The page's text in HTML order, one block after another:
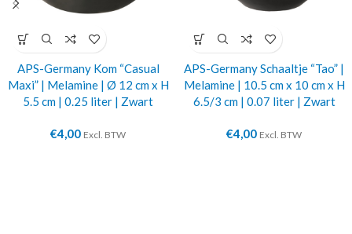
APS-Germany Kom “Casual
Maxi” | Melamine | Ø 12 cm x H
5.5 cm | 0.25 liter | Zwart
€4,00 Excl. BTW
APS-Germany Schaaltje “Tao” |
Melamine | 10.5 cm x 10 cm x H
6.5/3 cm | 0.07 liter | Zwart
€4,00 Excl. BTW